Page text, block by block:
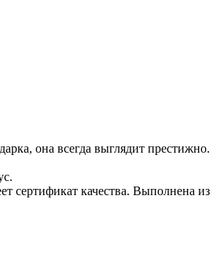
она всегда выглядит
сертификат качества. Выполнена из